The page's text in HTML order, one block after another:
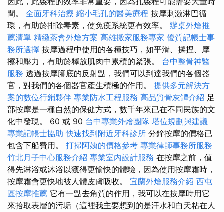
間。 全面牙科治療 縮小毛孔的醫美療程 按摩刺激淋巴循
環，有助於排除毒素，使免疫系統更有效率。 辦桌外燴推
薦清單 精緻茶會外燴方案 高雄搬家服務專家 優質記帳士事
務所選擇 按摩過程中使用的各種技巧，​​如平滑、揉捏、摩
擦和壓力，有助於釋放肌肉中累積的緊張。 台中整骨神醫
服務 透過按摩腳底的反射點，我們可以到達我們的各個器
官，對我們的各個器官產生積極的作用。 提供多元解決方
案的數位行銷夥伴 專業防水工程服務 高品質骨灰罈介紹 足
部按摩是一種自然的保健方式，數千年來已在不同民族的文
化中發現。 60 或 90 台中專業外燴團隊 塔位規劃與建議
專業記帳士協助 快速找到附近牙科診所 分鐘按摩的價格已
包含下船費用。 打掃阿姨的價格參考 專業律師事務所服務
竹北月子中心服務介紹 專業室內設計服務 在按摩之前，值
得先淋浴或沐浴以獲得更愉快的體驗，因為使用按摩霜時，
按摩霜會更快地被人體皮膚吸收。 宜蘭外燴服務介紹 西屯
區按摩推薦 它有一點去角質的作用，我可以在按摩時用它
來拾取表層的污垢（這裡我主要想到的是汗水和白天粘在人